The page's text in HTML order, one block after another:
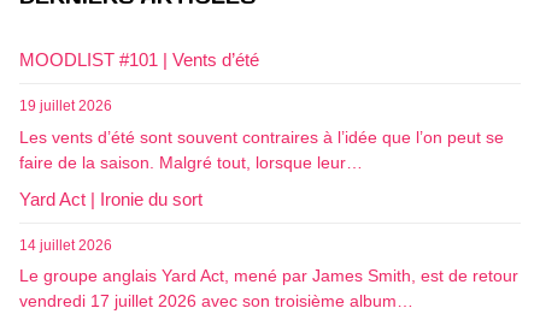
MOODLIST #101 | Vents d’été
19 juillet 2026
Les vents d’été sont souvent contraires à l’idée que l’on peut se
faire de la saison. Malgré tout, lorsque leur…
Yard Act | Ironie du sort
14 juillet 2026
Le groupe anglais Yard Act, mené par James Smith, est de retour
vendredi 17 juillet 2026 avec son troisième album…